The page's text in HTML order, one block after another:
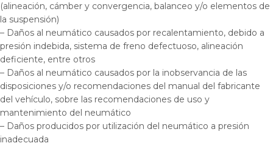
(alineación, cámber y convergencia, balanceo y/o elementos de
la suspensión)
– Daños al neumático causados por recalentamiento, debido a
presión indebida, sistema de freno defectuoso, alineación
deficiente, entre otros
– Daños al neumático causados por la inobservancia de las
disposiciones y/o recomendaciones del manual del fabricante
del vehículo, sobre las recomendaciones de uso y
mantenimiento del neumático
– Daños producidos por utilización del neumático a presión
inadecuada